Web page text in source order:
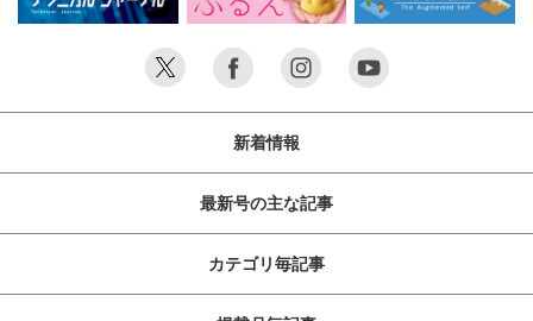
新着情報
最新号の主な記事
カテゴリ毎記事